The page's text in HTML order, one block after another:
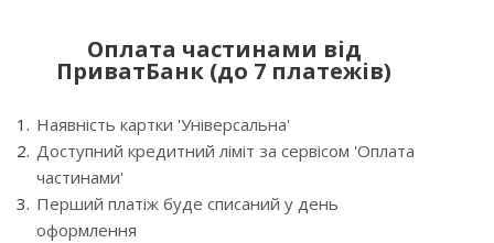
Оплата частинами від
ПриватБанк (до 7 платежів)
Наявність картки 'Універсальна'
Доступний кредитний ліміт за сервісом 'Оплата
частинами'
Перший платіж буде списаний у день
оформлення